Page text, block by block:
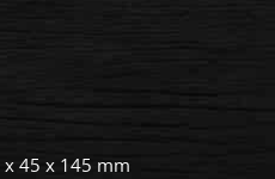
x 45 x 145 mm